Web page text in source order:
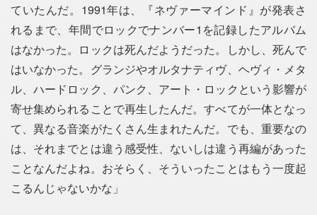
ていたんだ。1991年は、『ネヴァーマインド』が発表さ
れるまで、年間でロックでナンバー1を記録したアルバム
はなかった。ロックは死んだようだった。しかし、死んで
はいなかった。グランジやオルタナティヴ、ヘヴィ・メタ
ル、ハードロック、パンク、アート・ロックという影響が
寄せ集められることで再生したんだ。すべてが一体となっ
て、異なる音楽がたくさん生まれたんだ。でも、重要なの
は、それまでとは違う感受性、ないしは違う再編があった
ことなんだよね。おそらく、そういったことはもう一度起
こるんじゃないかな」